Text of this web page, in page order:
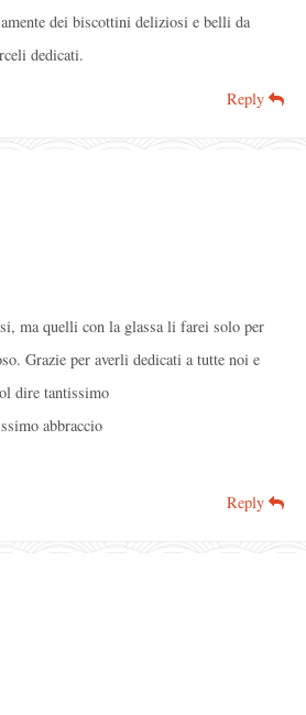
dei biscottini deliziosi e belli da
dedicati.
Reply
ma quelli con la glassa li farei solo per
Grazie per averli dedicati a tutte noi e
dire tantissimo
abbraccio
Reply